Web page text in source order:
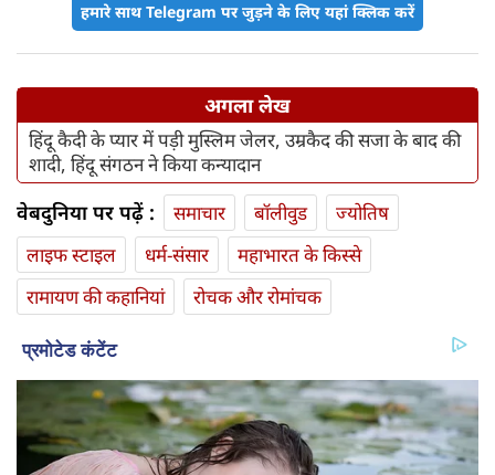
हमारे साथ Telegram पर जुड़ने के लिए यहां क्लिक करें
अगला लेख
हिंदू कैदी के प्‍यार में पड़ी मुस्‍लिम जेलर, उम्रकैद की सजा के बाद की
शादी, हिंदू संगठन ने किया कन्यादान
वेबदुनिया पर पढ़ें : समाचार बॉलीवुड
ज्योतिष
लाइफ स्‍टाइल
धर्म-संसार
महाभारत के किस्से
रामायण की कहानियां
रोचक और रोमांचक